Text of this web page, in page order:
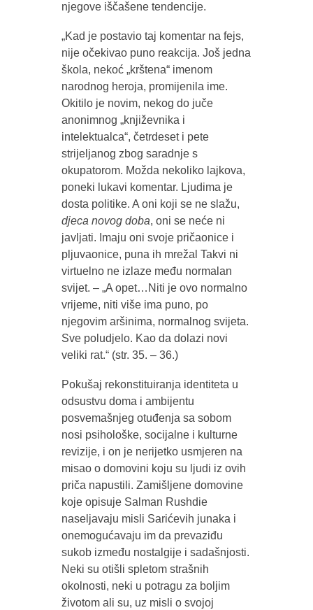
njegove iščašene tendencije.
„Kad je postavio taj komentar na fejs,
nije očekivao puno reakcija. Još jedna
škola, nekoć „krštena“ imenom
narodnog heroja, promijenila ime.
Okitilo je novim, nekog do juče
anonimnog „književnika i
intelektualca“, četrdeset i pete
strijeljanog zbog saradnje s
okupatorom. Možda nekoliko lajkova,
poneki lukavi komentar. Ljudima je
dosta politike. A oni koji se ne slažu,
djeca novog doba, oni se neće ni
javljati. Imaju oni svoje pričaonice i
pljuvaonice, puna ih mrežal Takvi ni
virtuelno ne izlaze među normalan
svijet. – „A opet…Niti je ovo normalno
vrijeme, niti više ima puno, po
njegovim aršinima, normalnog svijeta.
Sve poludjelo. Kao da dolazi novi
veliki rat.“ (str. 35. – 36.)
Pokušaj rekonstituiranja identiteta u
odsustvu doma i ambijentu
posvemašnjeg otuđenja sa sobom
nosi psihološke, socijalne i kulturne
revizije, i on je nerijetko usmjeren na
misao o domovini koju su ljudi iz ovih
priča napustili. Zamišljene domovine
koje opisuje Salman Rushdie
naseljavaju misli Sarićevih junaka i
onemogućavaju im da prevaziđu
sukob između nostalgije i sadašnjosti.
Neki su otišli spletom strašnih
okolnosti, neki u potragu za boljim
životom ali su, uz misli o svojoj